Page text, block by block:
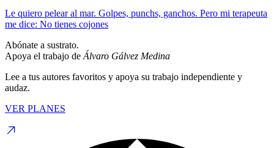
Le quiero pelear al mar. Golpes, punchs, ganchos. Pero mi terapeuta
me dice: No tienes cojones
Abónate a sustrato.
Apoya el trabajo de Álvaro Gálvez Medina
Lee a tus autores favoritos y apoya su trabajo independiente y
audaz.
VER PLANES